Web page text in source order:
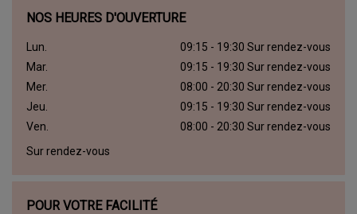
NOS HEURES D'OUVERTURE
Lun.
09:15 - 19:30 Sur rendez-vous
Mar.
09:15 - 19:30 Sur rendez-vous
Mer.
08:00 - 20:30 Sur rendez-vous
Jeu.
09:15 - 19:30 Sur rendez-vous
Ven.
08:00 - 20:30 Sur rendez-vous
Sur rendez-vous
POUR VOTRE FACILITÉ